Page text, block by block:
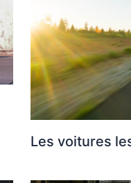
Les voitures